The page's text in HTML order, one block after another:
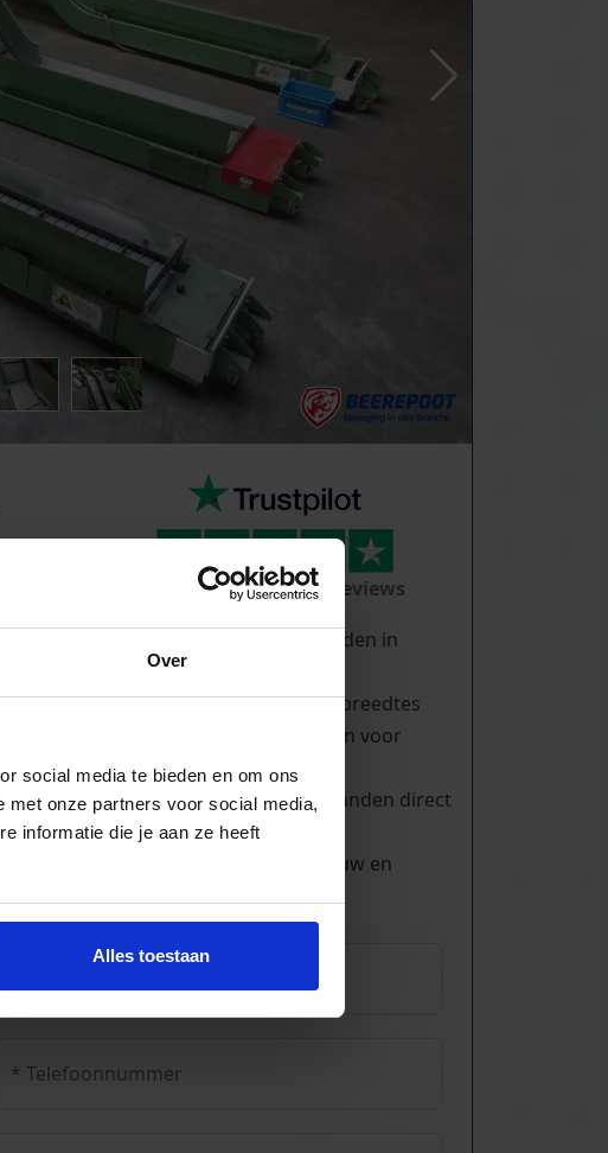
Over
social media te bieden en om ons
onze partners voor social media,
informatie die je aan ze heeft
Alles toestaan
TrustScore5.0|213
reviews
Duizenden lopende banden in
voorraad
Veel verschillende bandbreedtes
Voor pakjes & doosjes en voor
stortgoed
Extreem veel lopende banden direct
leverbaar
Maatwerk mogelijk, nieuw en